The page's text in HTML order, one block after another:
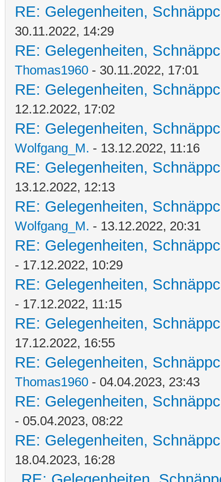
RE: Gelegenheiten,
30.11.2022, 14:29
RE: Gelegenheiten,
Thomas1960 - 30.11.2022, 17:01
RE: Gelegenheiten,
12.12.2022, 17:02
RE: Gelegenheiten,
Wolfgang_M. - 13.12.2022, 11:16
RE: Gelegenheiten,
13.12.2022, 12:13
RE: Gelegenheiten,
Wolfgang_M. - 13.12.2022, 20:31
RE: Gelegenheiten,
- 17.12.2022, 10:29
RE: Gelegenheiten,
- 17.12.2022, 11:15
RE: Gelegenheiten,
17.12.2022, 16:55
RE: Gelegenheiten,
Thomas1960 - 04.04.2023, 23:43
RE: Gelegenheiten,
- 05.04.2023, 08:22
RE: Gelegenheiten,
18.04.2023, 16:28